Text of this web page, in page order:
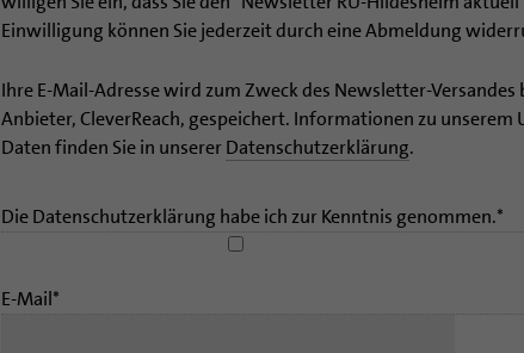
Einwilligung können Sie jederzeit durch eine Abmeldung
Ihre E-Mail-Adresse wird zum Zweck des Newsletter-Versandes
Anbieter, CleverReach, gespeichert. Informationen zu unserem
Daten finden Sie in unsererDatenschutzerklärung.
Die Datenschutzerklärung habe ich zur Kenntnis genommen.*
E-Mail*